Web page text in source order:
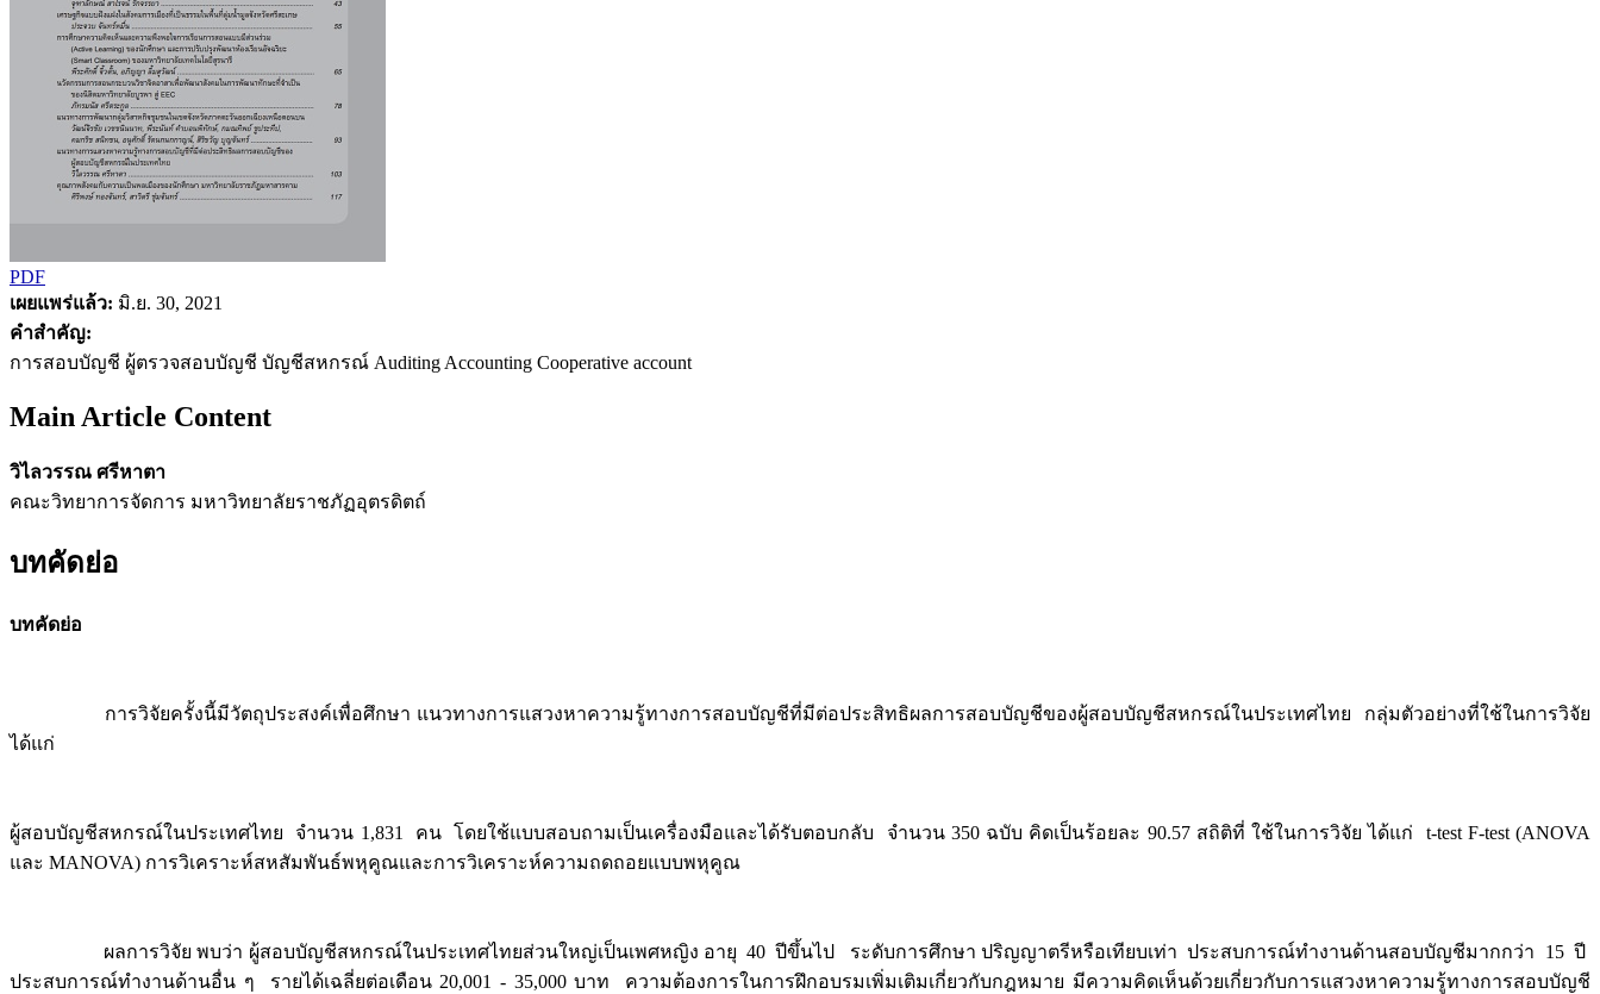
PDF
เผยแพร่แล้ว: มิ.ย. 30, 2021
คำสำคัญ:
การสอบบัญชี ผู้ตรวจสอบบัญชี บัญชีสหกรณ์ Auditing Accounting Cooperative account
Main Article Content
วิไลวรรณ ศรีหาตา
คณะวิทยาการจัดการ มหาวิทยาลัยราชภัฏอุตรดิตถ์
บทคัดย่อ
บทคัดย่อ
การวิจัยครั้งนี้มีวัตถุประสงค์เพื่อศึกษา แนวทางการแสวงหาความรู้ทางการสอบบัญชีที่มีต่อประสิทธิผลการสอบบัญชีของผู้สอบบัญชีสหกรณ์ในประเทศไทย กลุ่มตัวอย่างที่ใช้ในการวิจัย
ได้แก่
ผู้สอบบัญชีสหกรณ์ในประเทศไทย จำนวน 1,831 คน โดยใช้แบบสอบถามเป็นเครื่องมือและได้รับตอบกลับ จำนวน 350 ฉบับ คิดเป็นร้อยละ 90.57 สถิติที่ ใช้ในการวิจัย ได้แก่ t-test F-test (ANOVA
และ MANOVA) การวิเคราะห์สหสัมพันธ์พหุคูณและการวิเคราะห์ความถดถอยแบบพหุคูณ
ผลการวิจัย พบว่า ผู้สอบบัญชีสหกรณ์ในประเทศไทยส่วนใหญ่เป็นเพศหญิง อายุ 40 ปีขึ้นไป ระดับการศึกษา ปริญญาตรีหรือเทียบเท่า ประสบการณ์ทำงานด้านสอบบัญชีมากกว่า 15 ปี
ประสบการณ์ทำงานด้านอื่น ๆ รายได้เฉลี่ยต่อเดือน 20,001 - 35,000 บาท ความต้องการในการฝึกอบรมเพิ่มเติมเกี่ยวกับกฎหมาย มีความคิดเห็นด้วยเกี่ยวกับการแสวงหาความรู้ทางการสอบบัญชี